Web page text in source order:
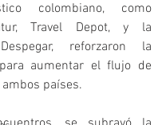
colombiano, como
Travel Depot, y la
reforzaron la
aumentar el flujo de
países.